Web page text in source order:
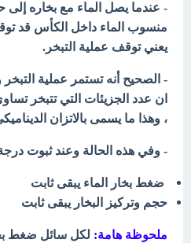
- عندما يصل الماء مع بخاره إلى
منسوب الماء داخل الكأس قد
يعني توقف عملية التبخر.
- الصحيح أنه تستمر عملية
ان عدد الجزيئات التي تتبخر
، وهذا ما يسمى بالاتزان
- وفي هذه الحالة وعند ثبوت
ضغط بخار الماء يبقى ثابت
حجم وتركيز البخار يبقى ثابت
ملحوظة هامة: لكل سائل ضغط